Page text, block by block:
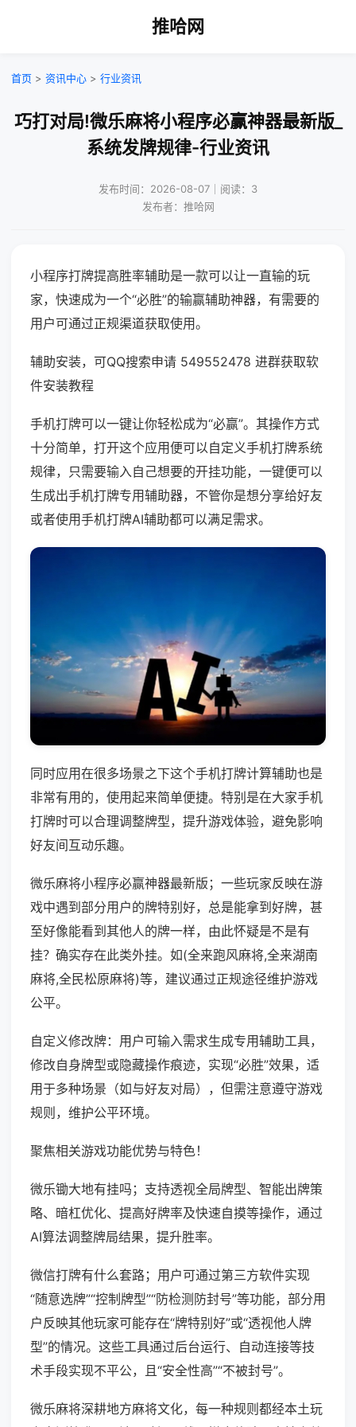
推哈网
首页 > 资讯中心 > 行业资讯
巧打对局!微乐麻将小程序必赢神器最新版_
系统发牌规律-行业资讯
发布时间：2026-08-07｜阅读：3
发布者：推哈网
小程序打牌提高胜率辅助是一款可以让一直输的玩
家，快速成为一个“必胜”的输赢辅助神器，有需要的
用户可通过正规渠道获取使用。
辅助安装，可QQ搜索申请 549552478 进群获取软
件安装教程
手机打牌可以一键让你轻松成为“必赢”。其操作方式
十分简单，打开这个应用便可以自定义手机打牌系统
规律，只需要输入自己想要的开挂功能，一键便可以
生成出手机打牌专用辅助器，不管你是想分享给好友
或者使用手机打牌AI辅助都可以满足需求。
同时应用在很多场景之下这个手机打牌计算辅助也是
非常有用的，使用起来简单便捷。特别是在大家手机
打牌时可以合理调整牌型，提升游戏体验，避免影响
好友间互动乐趣。
微乐麻将小程序必赢神器最新版；一些玩家反映在游
戏中遇到部分用户的牌特别好，总是能拿到好牌，甚
至好像能看到其他人的牌一样，由此怀疑是不是有
挂？确实存在此类外挂。如(全来跑风麻将,全来湖南
麻将,全民松原麻将)等，建议通过正规途径维护游戏
公平。
自定义修改牌：用户可输入需求生成专用辅助工具，
修改自身牌型或隐藏操作痕迹，实现“必胜”效果，适
用于多种场景（如与好友对局），但需注意遵守游戏
规则，维护公平环境。
聚焦相关游戏功能优势与特色！
微乐锄大地有挂吗；支持透视全局牌型、智能出牌策
略、暗杠优化、提高好牌率及快速自摸等操作，通过
AI算法调整牌局结果，提升胜率。
微信打牌有什么套路；用户可通过第三方软件实现
“随意选牌”“控制牌型”“防检测防封号”等功能，部分用
户反映其他玩家可能存在“牌特别好”或“透视他人牌
型”的情况。这些工具通过后台运行、自动连接等技
术手段实现不平公，且“安全性高”“不被封号”。
微乐麻将深耕地方麻将文化，每一种规则都经本土玩